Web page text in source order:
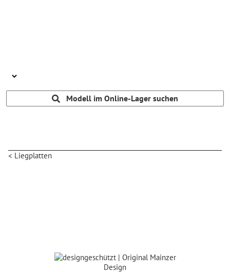
Modell im Online-Lager suchen
< Liegplatten